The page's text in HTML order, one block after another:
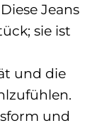
Jeans
sie ist
und die
und